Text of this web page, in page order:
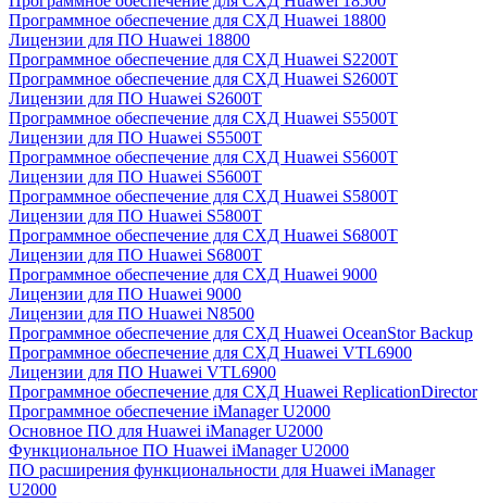
Программное обеспечение для СХД Huawei 18800
Лицензии для ПО Huawei 18800
Программное обеспечение для СХД Huawei S2200T
Программное обеспечение для СХД Huawei S2600T
Лицензии для ПО Huawei S2600T
Программное обеспечение для СХД Huawei S5500T
Лицензии для ПО Huawei S5500T
Программное обеспечение для СХД Huawei S5600T
Лицензии для ПО Huawei S5600T
Программное обеспечение для СХД Huawei S5800T
Лицензии для ПО Huawei S5800T
Программное обеспечение для СХД Huawei S6800T
Лицензии для ПО Huawei S6800T
Программное обеспечение для СХД Huawei 9000
Лицензии для ПО Huawei 9000
Лицензии для ПО Huawei N8500
Программное обеспечение для СХД Huawei OceanStor Backup
Программное обеспечение для СХД Huawei VTL6900
Лицензии для ПО Huawei VTL6900
Программное обеспечение для СХД Huawei ReplicationDirector
Программное обеспечение iManager U2000
Основное ПО для Huawei iManager U2000
Функциональное ПО Huawei iManager U2000
ПО расширения функциональности для Huawei iManager
U2000